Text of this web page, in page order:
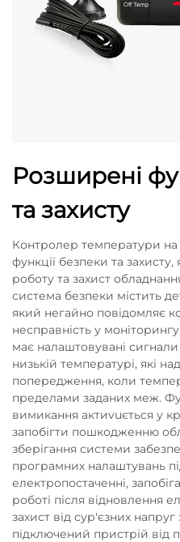
Розширені
та захисту
Контролер температури на
функції безпеки та
роботу та захист
система безпеки містить
який негайно повідомляє
несправність у
має налаштовувані
низькій температурі, які
попередження, коли
пределами заданих меж.
вимикання актиvuється у
запобігти пошкодженню
зберігання системи
програмних налаштувань
електропостаченні,
роботі після відновлення
захист від сур'єзних
підключений пристрій